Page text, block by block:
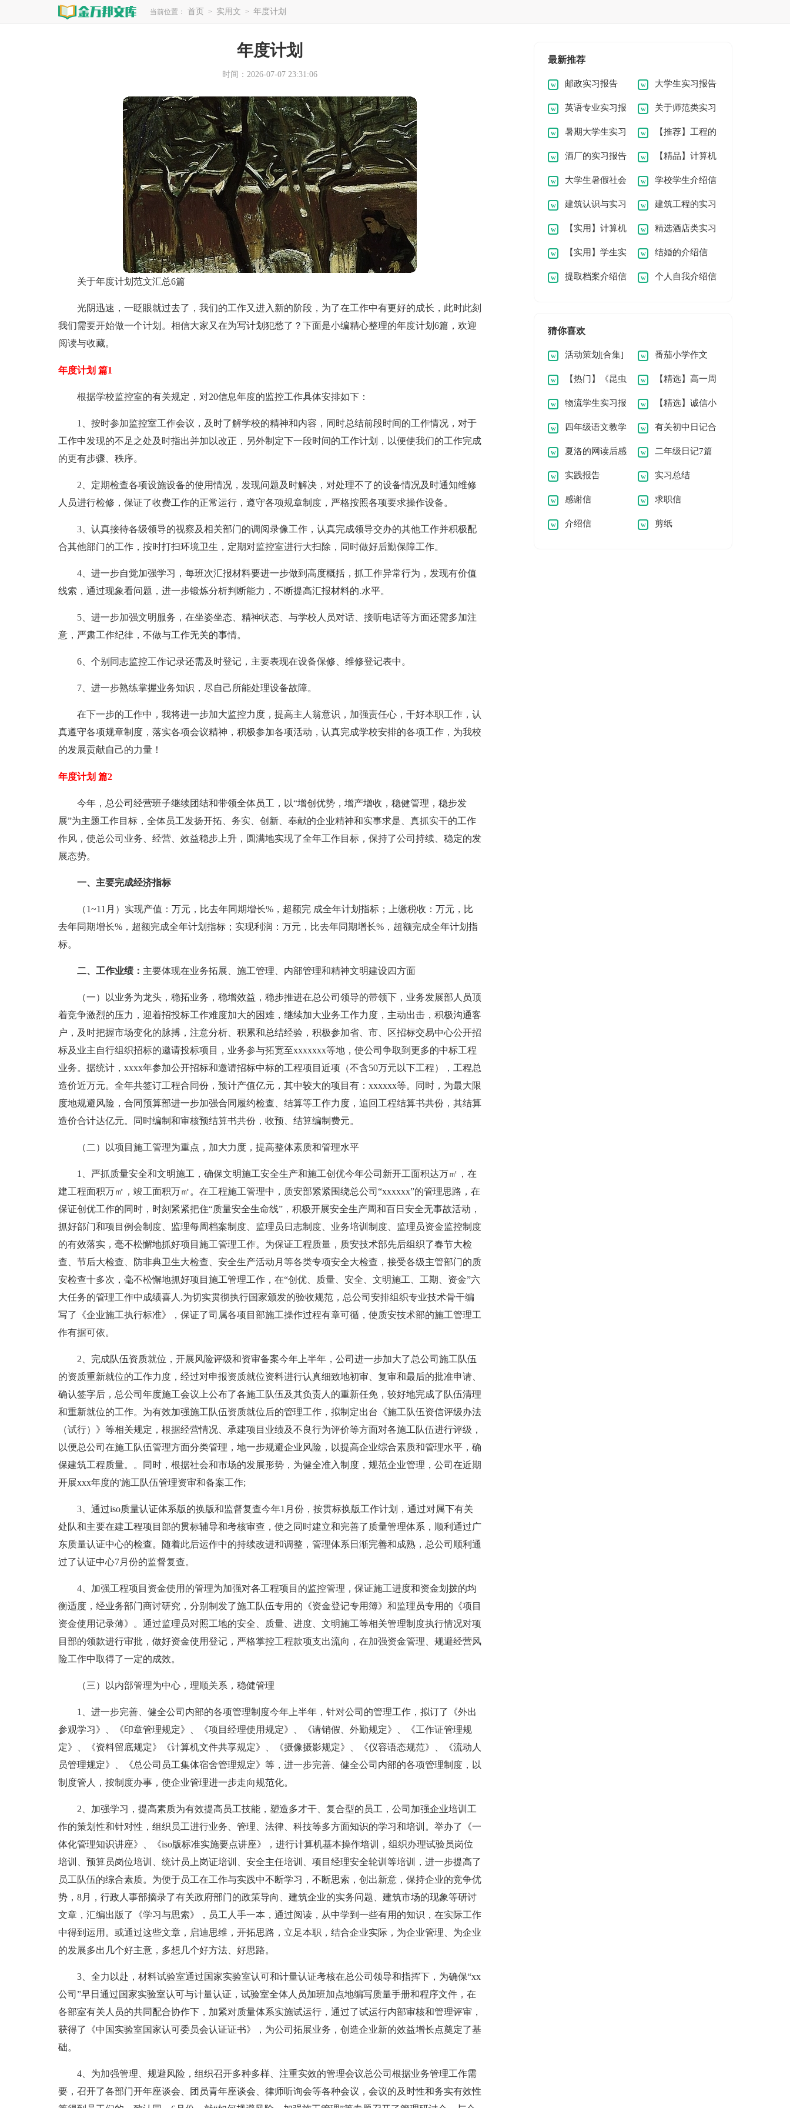
当前位置： 首页 > 实用文 > 年度计划
年度计划
时间：2026-07-07 23:31:06
关于年度计划范文汇总6篇
光阴迅速，一眨眼就过去了，我们的工作又进入新的阶段，为了在工作中有更好的成长，此时此刻
我们需要开始做一个计划。相信大家又在为写计划犯愁了？下面是小编精心整理的年度计划6篇，欢迎
阅读与收藏。
年度计划 篇1
根据学校监控室的有关规定，对20信息年度的监控工作具体安排如下：
1、按时参加监控室工作会议，及时了解学校的精神和内容，同时总结前段时间的工作情况，对于
工作中发现的不足之处及时指出并加以改正，另外制定下一段时间的工作计划，以便使我们的工作完成
的更有步骤、秩序。
2、定期检查各项设施设备的使用情况，发现问题及时解决，对处理不了的设备情况及时通知维修
人员进行检修，保证了收费工作的正常运行，遵守各项规章制度，严格按照各项要求操作设备。
3、认真接待各级领导的视察及相关部门的调阅录像工作，认真完成领导交办的其他工作并积极配
合其他部门的工作，按时打扫环境卫生，定期对监控室进行大扫除，同时做好后勤保障工作。
4、进一步自觉加强学习，每班次汇报材料要进一步做到高度概括，抓工作异常行为，发现有价值
线索，通过现象看问题，进一步锻炼分析判断能力，不断提高汇报材料的.水平。
5、进一步加强文明服务，在坐姿坐态、精神状态、与学校人员对话、接听电话等方面还需多加注
意，严肃工作纪律，不做与工作无关的事情。
6、个别同志监控工作记录还需及时登记，主要表现在设备保修、维修登记表中。
7、进一步熟练掌握业务知识，尽自己所能处理设备故障。
在下一步的工作中，我将进一步加大监控力度，提高主人翁意识，加强责任心，干好本职工作，认
真遵守各项规章制度，落实各项会议精神，积极参加各项活动，认真完成学校安排的各项工作，为我校
的发展贡献自己的力量！
年度计划 篇2
今年，总公司经营班子继续团结和带领全体员工，以“增创优势，增产增收，稳健管理，稳步发
展”为主题工作目标，全体员工发扬开拓、务实、创新、奉献的企业精神和实事求是、真抓实干的工作
作风，使总公司业务、经营、效益稳步上升，圆满地实现了全年工作目标，保持了公司持续、稳定的发
展态势。
一、主要完成经济指标
（1~11月）实现产值：万元，比去年同期增长%，超额完 成全年计划指标；上缴税收：万元，比
去年同期增长%，超额完成全年计划指标；实现利润：万元，比去年同期增长%，超额完成全年计划指
标。
二、工作业绩： 主要体现在业务拓展、施工管理、内部管理和精神文明建设四方面
（一）以业务为龙头，稳拓业务，稳增效益，稳步推进在总公司领导的带领下，业务发展部人员顶
着竞争激烈的压力，迎着招投标工作难度加大的困难，继续加大业务工作力度，主动出击，积极沟通客
户，及时把握市场变化的脉搏，注意分析、积累和总结经验，积极参加省、市、区招标交易中心公开招
标及业主自行组织招标的邀请投标项目，业务参与拓宽至xxxxxxx等地，使公司争取到更多的中标工程
业务。据统计，xxxx年参加公开招标和邀请招标中标的工程项目近项（不含50万元以下工程），工程总
造价近万元。全年共签订工程合同份，预计产值亿元，其中较大的项目有：xxxxxx等。同时，为最大限
度地规避风险，合同预算部进一步加强合同履约检查、结算等工作力度，追回工程结算书共份，其结算
造价合计达亿元。同时编制和审核预结算书共份，收预、结算编制费元。
（二）以项目施工管理为重点，加大力度，提高整体素质和管理水平
1、严抓质量安全和文明施工，确保文明施工安全生产和施工创优今年公司新开工面积达万㎡，在
建工程面积万㎡，竣工面积万㎡。在工程施工管理中，质安部紧紧围绕总公司“xxxxxx”的管理思路，在
保证创优工作的同时，时刻紧紧把住“质量安全生命线”，积极开展安全生产周和百日安全无事故活动，
抓好部门和项目例会制度、监理每周档案制度、监理员日志制度、业务培训制度、监理员资金监控制度
的有效落实，毫不松懈地抓好项目施工管理工作。为保证工程质量，质安技术部先后组织了春节大检
查、节后大检查、防非典卫生大检查、安全生产活动月等各类专项安全大检查，接受各级主管部门的质
安检查十多次，毫不松懈地抓好项目施工管理工作，在“创优、质量、安全、文明施工、工期、资金”六
大任务的管理工作中成绩喜人.为切实贯彻执行国家颁发的验收规范，总公司安排组织专业技术骨干编
写了《企业施工执行标准》，保证了司属各项目部施工操作过程有章可循，使质安技术部的施工管理工
作有据可依。
2、完成队伍资质就位，开展风险评级和资审备案今年上半年，公司进一步加大了总公司施工队伍
的资质重新就位的工作力度，经过对申报资质就位资料进行认真细致地初审、复审和最后的批准申请、
确认签字后，总公司年度施工会议上公布了各施工队伍及其负责人的重新任免，较好地完成了队伍清理
和重新就位的工作。为有效加强施工队伍资质就位后的管理工作，拟制定出台《施工队伍资信评级办法
（试行）》等相关规定，根据经营情况、承建项目业绩及不良行为评价等方面对各施工队伍进行评级，
以便总公司在施工队伍管理方面分类管理，地一步规避企业风险，以提高企业综合素质和管理水平，确
保建筑工程质量。。同时，根据社会和市场的发展形势，为健全准入制度，规范企业管理，公司在近期
开展xxx年度的'施工队伍管理资审和备案工作;
3、通过iso质量认证体系版的换版和监督复查今年1月份，按贯标换版工作计划，通过对属下有关
处队和主要在建工程项目部的贯标辅导和考核审查，使之同时建立和完善了质量管理体系，顺利通过广
东质量认证中心的检查。随着此后运作中的持续改进和调整，管理体系日渐完善和成熟，总公司顺利通
过了认证中心7月份的监督复查。
4、加强工程项目资金使用的管理为加强对各工程项目的监控管理，保证施工进度和资金划拨的均
衡适度，经业务部门商讨研究，分别制发了施工队伍专用的《资金登记专用簿》和监理员专用的《项目
资金使用记录薄》。通过监理员对照工地的安全、质量、进度、文明施工等相关管理制度执行情况对项
目部的领款进行审批，做好资金使用登记，严格掌控工程款项支出流向，在加强资金管理、规避经营风
险工作中取得了一定的成效。
（三）以内部管理为中心，理顺关系，稳健管理
1、进一步完善、健全公司内部的各项管理制度今年上半年，针对公司的管理工作，拟订了《外出
参观学习》、《印章管理规定》、《项目经理使用规定》、《请销假、外勤规定》、《工作证管理规
定》、《资料留底规定》《计算机文件共享规定》、《摄像摄影规定》、《仪容语态规范》、《流动人
员管理规定》、《总公司员工集体宿舍管理规定》等，进一步完善、健全公司内部的各项管理制度，以
制度管人，按制度办事，使企业管理进一步走向规范化。
2、加强学习，提高素质为有效提高员工技能，塑造多才干、复合型的员工，公司加强企业培训工
作的策划性和针对性，组织员工进行业务、管理、法律、科技等多方面知识的学习和培训。举办了《一
体化管理知识讲座》、《iso版标准实施要点讲座》，进行计算机基本操作培训，组织办理试验员岗位
培训、预算员岗位培训、统计员上岗证培训、安全主任培训、项目经理安全轮训等培训，进一步提高了
员工队伍的综合素质。为便于员工在工作与实践中不断学习，不断思索，创出新意，保持企业的竞争优
势，8月，行政人事部摘录了有关政府部门的政策导向、建筑企业的实务问题、建筑市场的现象等研讨
文章，汇编出版了《学习与思索》，员工人手一本，通过阅读，从中学到一些有用的知识，在实际工作
中得到运用。或通过这些文章，启迪思维，开拓思路，立足本职，结合企业实际，为企业管理、为企业
的发展多出几个好主意，多想几个好方法、好思路。
3、全力以赴，材料试验室通过国家实验室认可和计量认证考核在总公司领导和指挥下，为确保“xx
公司”早日通过国家实验室认可与计量认证，试验室全体人员加班加点地编写质量手册和程序文件，在
各部室有关人员的共同配合协作下，加紧对质量体系实施试运行，通过了试运行内部审核和管理评审，
获得了《中国实验室国家认可委员会认证证书》，为公司拓展业务，创造企业新的效益增长点奠定了基
础。
4、为加强管理、规避风险，组织召开多种多样、注重实效的管理会议总公司根据业务管理工作需
要，召开了各部门开年座谈会、团员青年座谈会、律师听询会等各种会议，会议的及时性和务实有效性
最新推荐
邮政实习报告 大学生实习报告
汇编七篇
英语专业实习报
告范文集合10篇
关于师范类实习
报告模板集合五篇
暑期大学生实习
报告模板汇总5篇
【推荐】工程的
实习报告范文集合6
篇
酒厂的实习报告
15篇
【精品】计算机
专业的实习报告四篇
大学生暑假社会
实习报告汇编九篇
学校学生介绍信
建筑认识与实习
报告范文集锦9篇
建筑工程的实习
报告模板汇总六篇
【实用】计算机
组装实习报告3篇
精选酒店类实习
报告范文汇总7篇
【实用】学生实
习报告范文集合9篇
结婚的介绍信
提取档案介绍信 个人自我介绍信
猜你喜欢
活动策划[合集] 番茄小学作文
【热门】《昆虫
记》读后感
【精选】高一周
记集合6篇
物流学生实习报
告范文
【精选】诚信小
学作文合集六篇
四年级语文教学
工作计划15篇
有关初中日记合
集八篇
夏洛的网读后感
(优)
二年级日记7篇
(通用)
实践报告 实习总结
感谢信 求职信
介绍信 剪纸